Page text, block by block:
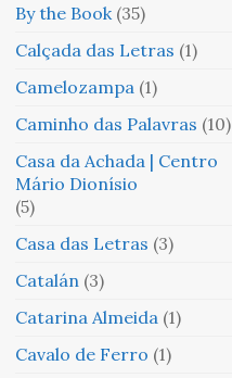
By the Book (35)
Calçada das Letras (1)
Camelozampa (1)
Caminho das Palavras (10)
Casa da Achada | Centro
Mário Dionísio
(5)
Casa das Letras (3)
Catalán (3)
Catarina Almeida (1)
Cavalo de Ferro (1)